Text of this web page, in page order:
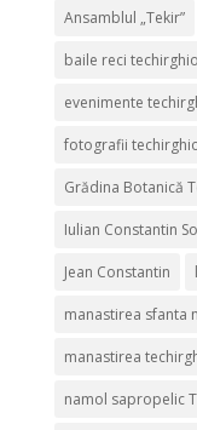
Ansamblul „Tekir”
baile reci
evenimente
fotografii
Grădina Botanică
Iulian Constantin
Jean Constantin
manastirea sfanta
manastirea
namol sapropelic